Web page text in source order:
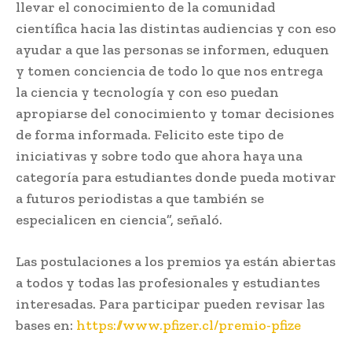
llevar el conocimiento de la comunidad
científica hacia las distintas audiencias y con eso
ayudar a que las personas se informen, eduquen
y tomen conciencia de todo lo que nos entrega
la ciencia y tecnología y con eso puedan
apropiarse del conocimiento y tomar decisiones
de forma informada. Felicito este tipo de
iniciativas y sobre todo que ahora haya una
categoría para estudiantes donde pueda motivar
a futuros periodistas a que también se
especialicen en ciencia”, señaló.
Las postulaciones a los premios ya están abiertas
a todos y todas las profesionales y estudiantes
interesadas. Para participar pueden revisar las
bases en: https://www.pfizer.cl/premio-pfize